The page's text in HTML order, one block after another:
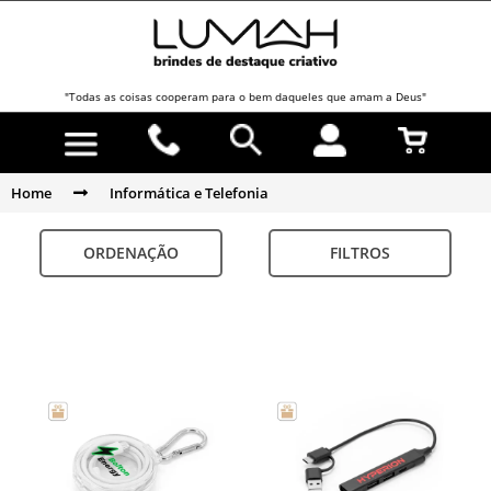
"Todas as coisas cooperam para o bem daqueles que amam a Deus"
Home Informática e Telefonia
ORDENAÇÃO FILTROS